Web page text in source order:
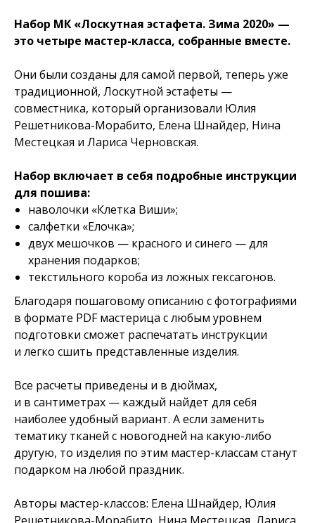
Набор МК «Лоскутная эстафета. Зима 2020» —
это четыре мастер-класса, собранные вместе.
Они были созданы для самой первой, теперь уже
традиционной, Лоскутной эстафеты —
совместника, который организовали Юлия
Решетникова-Морабито, Елена Шнайдер, Нина
Местецкая и Лариса Черновская.
Набор включает в себя подробные инструкции
для пошива:
наволочки «Клетка Виши»;
салфетки «Елочка»;
двух мешочков — красного и синего — для
хранения подарков;
текстильного короба из ложных гексагонов.
Благодаря пошаговому описанию с фотографиями
в формате PDF мастерица с любым уровнем
подготовки сможет распечатать инструкции
и легко сшить представленные изделия.
Все расчеты приведены и в дюймах,
и в сантиметрах — каждый найдет для себя
наиболее удобный вариант. А если заменить
тематику тканей с новогодней на какую-либо
другую, то изделия по этим мастер-классам станут
подарком на любой праздник.
Авторы мастер-классов: Елена Шнайдер, Юлия